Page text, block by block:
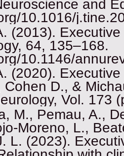
and
10.1016/
(2013).
64, 135–168.
10.1146/
(2020).
Cohen D., &
Vol. 173
M., Pemau, A.,
Moreno, L.,
L. (2023).